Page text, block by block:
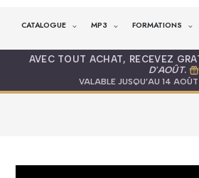
CATALOGUE MP3 FORMATIONS
AVEC TOUT ACHAT, RECEVEZ
D'AOÛT.
VALABLE JUSQU’AU 14